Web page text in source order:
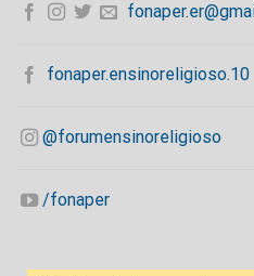
fonaper.ensinoreligioso.10
@forumensinoreligioso
/fonaper